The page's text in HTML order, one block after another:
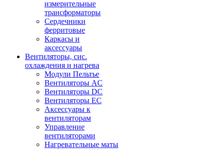
измерительные
трансформаторы
Сердечники
ферритовые
Каркасы и
аксессуары
Вентиляторы, сис.
охлаждения и нагрева
Модули Пельтье
Вентиляторы AC
Вентиляторы DC
Вентиляторы EC
Аксессуары к
вентиляторам
Управление
вентиляторами
Нагревательные маты